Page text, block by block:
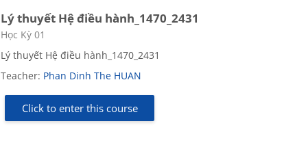
Lý thuyết Hệ điều hành_1470_2431
Course category
Học Kỳ 01
Lý thuyết Hệ điều hành_1470_2431
Teacher: Phan Dinh The HUAN
Click to enter this course